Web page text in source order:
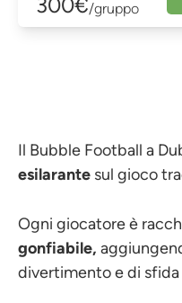
/gruppo
Il Bubble Football a
esilarante sul gioco
Ogni giocatore è
gonfiabile,
divertimento e di sfida